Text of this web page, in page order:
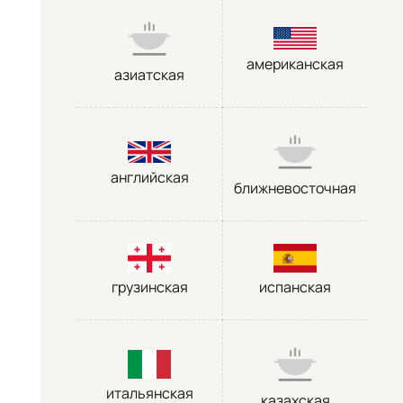
азиатская
американская
английская
ближневосточная
грузинская испанская
итальянская